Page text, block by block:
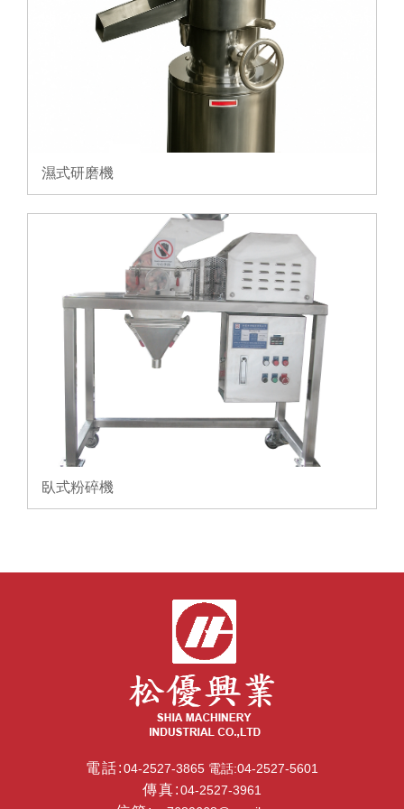
濕式研磨機
臥式粉碎機
電話:04-2527-3865 電話:04-2527-5601
傳真:04-2527-3961